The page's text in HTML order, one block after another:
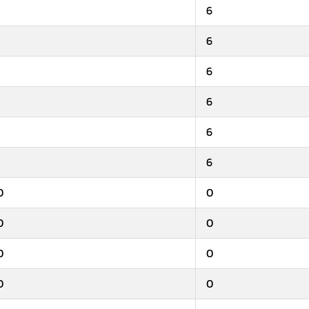
6
6
6
6
6
6
0
0
0
0